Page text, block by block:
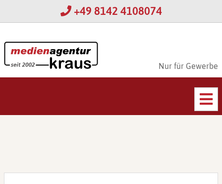
+49 8142 4108074
Nur für Gewerbe